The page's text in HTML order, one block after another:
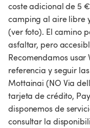
coste adicional de 5
camping al aire libre
(ver foto). El camino
asfaltar, pero
Recomendamos usar
referencia y seguir
Mottainai (NO Via
tarjeta de crédito,
disponemos de
consultar la